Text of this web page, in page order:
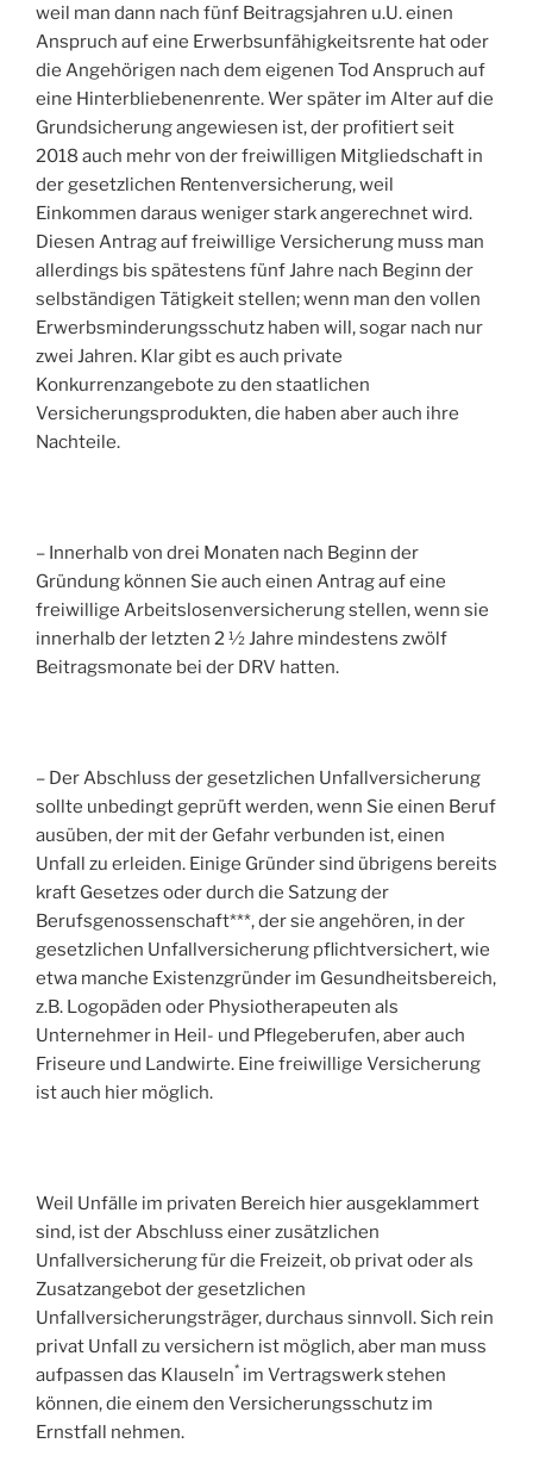
weil man dann nach fünf Beitragsjahren u.U. einen
Anspruch auf eine Erwerbsunfähigkeitsrente hat oder
die Angehörigen nach dem eigenen Tod Anspruch auf
eine Hinterbliebenenrente. Wer später im Alter auf die
Grundsicherung angewiesen ist, der profitiert seit
2018 auch mehr von der freiwilligen Mitgliedschaft in
der gesetzlichen Rentenversicherung, weil
Einkommen daraus weniger stark angerechnet wird.
Diesen Antrag auf freiwillige Versicherung muss man
allerdings bis spätestens fünf Jahre nach Beginn der
selbständigen Tätigkeit stellen; wenn man den vollen
Erwerbsminderungsschutz haben will, sogar nach nur
zwei Jahren. Klar gibt es auch private
Konkurrenzangebote zu den staatlichen
Versicherungsprodukten, die haben aber auch ihre
Nachteile.
– Innerhalb von drei Monaten nach Beginn der
Gründung können Sie auch einen Antrag auf eine
freiwillige Arbeitslosenversicherung stellen, wenn sie
innerhalb der letzten 2 ½ Jahre mindestens zwölf
Beitragsmonate bei der DRV hatten.
– Der Abschluss der gesetzlichen Unfallversicherung
sollte unbedingt geprüft werden, wenn Sie einen Beruf
ausüben, der mit der Gefahr verbunden ist, einen
Unfall zu erleiden. Einige Gründer sind übrigens bereits
kraft Gesetzes oder durch die Satzung der
Berufsgenossenschaft***, der sie angehören, in der
gesetzlichen Unfallversicherung pflichtversichert, wie
etwa manche Existenzgründer im Gesundheitsbereich,
z.B. Logopäden oder Physiotherapeuten als
Unternehmer in Heil- und Pflegeberufen, aber auch
Friseure und Landwirte. Eine freiwillige Versicherung
ist auch hier möglich.
Weil Unfälle im privaten Bereich hier ausgeklammert
sind, ist der Abschluss einer zusätzlichen
Unfallversicherung für die Freizeit, ob privat oder als
Zusatzangebot der gesetzlichen
Unfallversicherungsträger, durchaus sinnvoll. Sich rein
privat Unfall zu versichern ist möglich, aber man muss
aufpassen das Klauseln* im Vertragswerk stehen
können, die einem den Versicherungsschutz im
Ernstfall nehmen.